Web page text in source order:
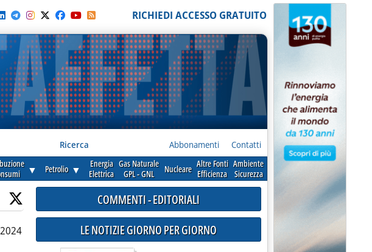
RICHIEDI ACCESSO GRATUITO
Ricerca Abbonamenti Contatti
▼ Petrolio ▼
Energia
Elettrica
Gas Naturale
GPL - GNL
Nucleare Altre Fonti
Efficienza
Ambiente
Sicurezza
COMMENTI - EDITORIALI
LE NOTIZIE GIORNO PER GIORNO